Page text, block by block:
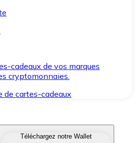
cadeaux de vos marques
cryptomonnaies.
de cartes-cadeaux
Téléchargez notre Wallet